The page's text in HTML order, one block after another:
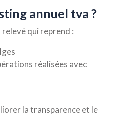
annuel tva ?
qui reprend :
réalisées avec
la transparence et le